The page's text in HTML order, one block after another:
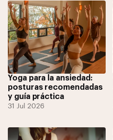
Yoga para la ansiedad:
posturas recomendadas
y guía práctica
31 Jul 2026